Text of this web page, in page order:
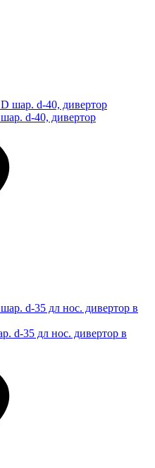
d-40, дивертор
d-35 дл нос. дивертор в